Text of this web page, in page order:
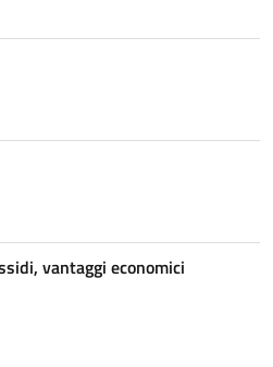
vantaggi economici